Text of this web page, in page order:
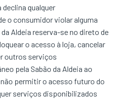
declina qualquer
o consumidor violar alguma
Aldeia reserva-se no direto de
o acesso à loja, cancelar
outros serviços
pela Sabão da Aldeia ao
permitir o acesso futuro do
serviços disponibilizados